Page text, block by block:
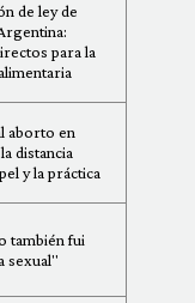
de ley de
para la
aborto en
distancia
y la práctica
también fui
sexual"